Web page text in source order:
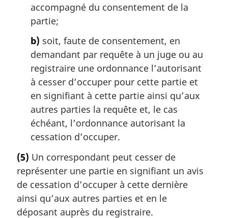
accompagné du consentement de la
partie;
b) soit, faute de consentement, en
demandant par requête à un juge ou au
registraire une ordonnance l’autorisant
à cesser d’occuper pour cette partie et
en signifiant à cette partie ainsi qu’aux
autres parties la requête et, le cas
échéant, l’ordonnance autorisant la
cessation d’occuper.
(5) Un correspondant peut cesser de
représenter une partie en signifiant un avis
de cessation d’occuper à cette dernière
ainsi qu’aux autres parties et en le
déposant auprès du registraire.